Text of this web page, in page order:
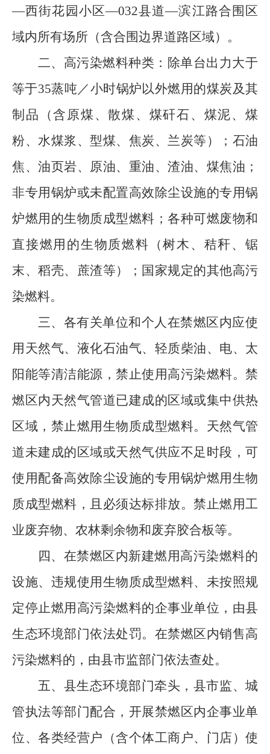
—西街花园小区—032县道—滨江路合围区
域内所有场所（含合围边界道路区域）。
二、高污染燃料种类：除单台出力大于
等于35蒸吨／小时锅炉以外燃用的煤炭及其
制品
（含 原煤、散煤、煤矸石、煤泥、煤
粉、水煤浆、型煤、焦炭、兰炭等 ）
；石油
焦、油页岩、原油、重油、渣油、煤焦油；
非专用锅炉或未配置高效除尘设施的专用锅
炉燃用的生物质成型燃料；各种可燃废物和
直接燃用的生物质燃料（树木、秸秆、锯
末、稻壳、蔗渣等）；国家规定的其他高污
染燃料。
三、各有关单位和个人在禁燃区内应使
用天然气、液化石油气、轻质柴油、电、太
阳能等清洁能源，禁止使用高污染燃料。禁
燃区内天然气管道已建成的区域或集中供热
区域，禁止燃用生物质成型燃料。 天然气管
道未建成的区域或天然气供应不足时段，可
使用配备高效除尘设施的专用锅炉燃用生物
质成型燃料，且必须达标排放。 禁止燃用工
业废弃物、农林剩余物和废弃胶合板等。
四、 在禁燃区内新建燃用高污染燃料的
设施、 违规使用生物质成型燃料、 未按照规
定停止燃用高污染燃料的企事业单位，由县
生态环境部门依法处罚。在禁燃区内销售高
污染燃料的，由县市监部门依法查处。
五、县生态环境部门牵头， 县市监、城
管执法等部门配合 ， 开展禁燃区内企事业单
位、 各类经营户（含个体工商户、门店）使